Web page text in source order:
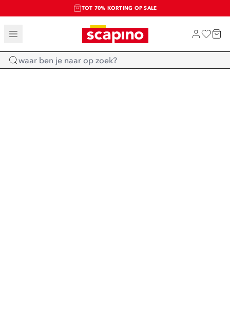
TOT 70% KORTING OP SALE
SALE: LAATSTE KANS!
SHOP NIEUW
Home